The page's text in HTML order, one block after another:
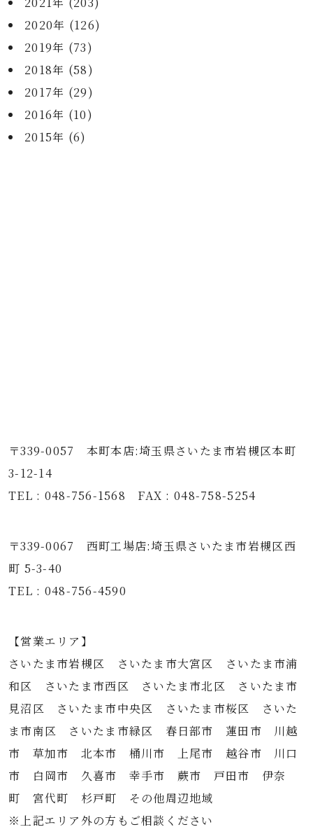
2020年 (126)
2019年 (73)
2018年 (58)
2017年 (29)
2016年 (10)
2015年 (6)
〒339-0057 本町本店:埼玉県さいたま市岩槻区本町
3-12-14
TEL : 048-756-1568 FAX : 048-758-5254
〒339-0067 西町工場店:埼玉県さいたま市岩槻区西
町 5-3-40
TEL : 048-756-4590
【営業エリア】
さいたま市岩槻区 さいたま市大宮区 さいたま市浦
和区 さいたま市西区 さいたま市北区 さいたま市
見沼区 さいたま市中央区 さいたま市桜区 さいた
ま市南区 さいたま市緑区 春日部市 蓮田市 川越
市 草加市 北本市 桶川市 上尾市 越谷市 川口
市 白岡市 久喜市 幸手市 蕨市 戸田市 伊奈
町 宮代町 杉戸町 その他周辺地域
※上記エリア外の方もご相談ください